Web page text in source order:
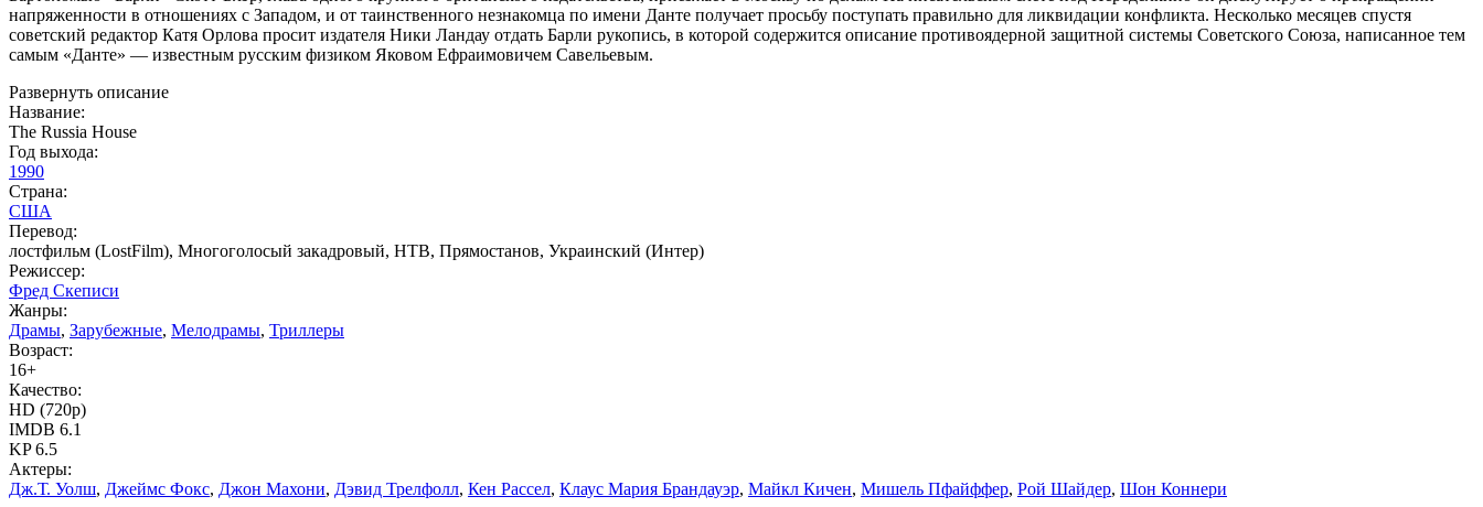
напряженности в отношениях с Западом, и от таинственного незнакомца по имени Данте получает просьбу поступать правильно для ликвидации конфликта. Несколько месяцев спустя
советский редактор Катя Орлова просит издателя Ники Ландау отдать Барли рукопись, в которой содержится описание противоядерной защитной системы Советского Союза, написанное тем
самым «Данте» — известным русским физиком Яковом Ефраимовичем Савельевым.
Развернуть описание
Название:
The Russia House
Год выхода:
1990
Страна:
США
Перевод:
лостфильм (LostFilm), Многоголосый закадровый, НТВ, Прямостанов, Украинский (Интер)
Режиссер:
Фред Скеписи
Жанры:
Драмы, Зарубежные, Мелодрамы, Триллеры
Возраст:
16+
Качество:
HD (720p)
IMDB 6.1
KP6.5
Актеры:
Дж.Т. Уолш, Джеймс Фокс, Джон Махони, Дэвид Трелфолл, Кен Рассел, Клаус Мария Брандауэр, Майкл Кичен, Мишель Пфайффер, Рой Шайдер, Шон Коннери